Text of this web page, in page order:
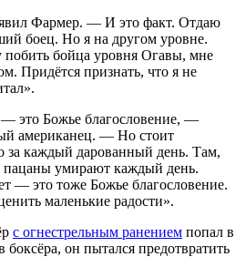
Фармер. — И это факт. Отдаю
боец. Но я на другом уровне.
побить бойца уровня Огавы, мне
Придётся признать, что я не
это Божье благословение, —
американец. — Но стоит
за каждый дарованный день. Там,
пацаны умирают каждый день.
— это тоже Божье благословение.
маленькие радости».
с огнестрельным ранением попал в
боксёра, он пытался предотвратить